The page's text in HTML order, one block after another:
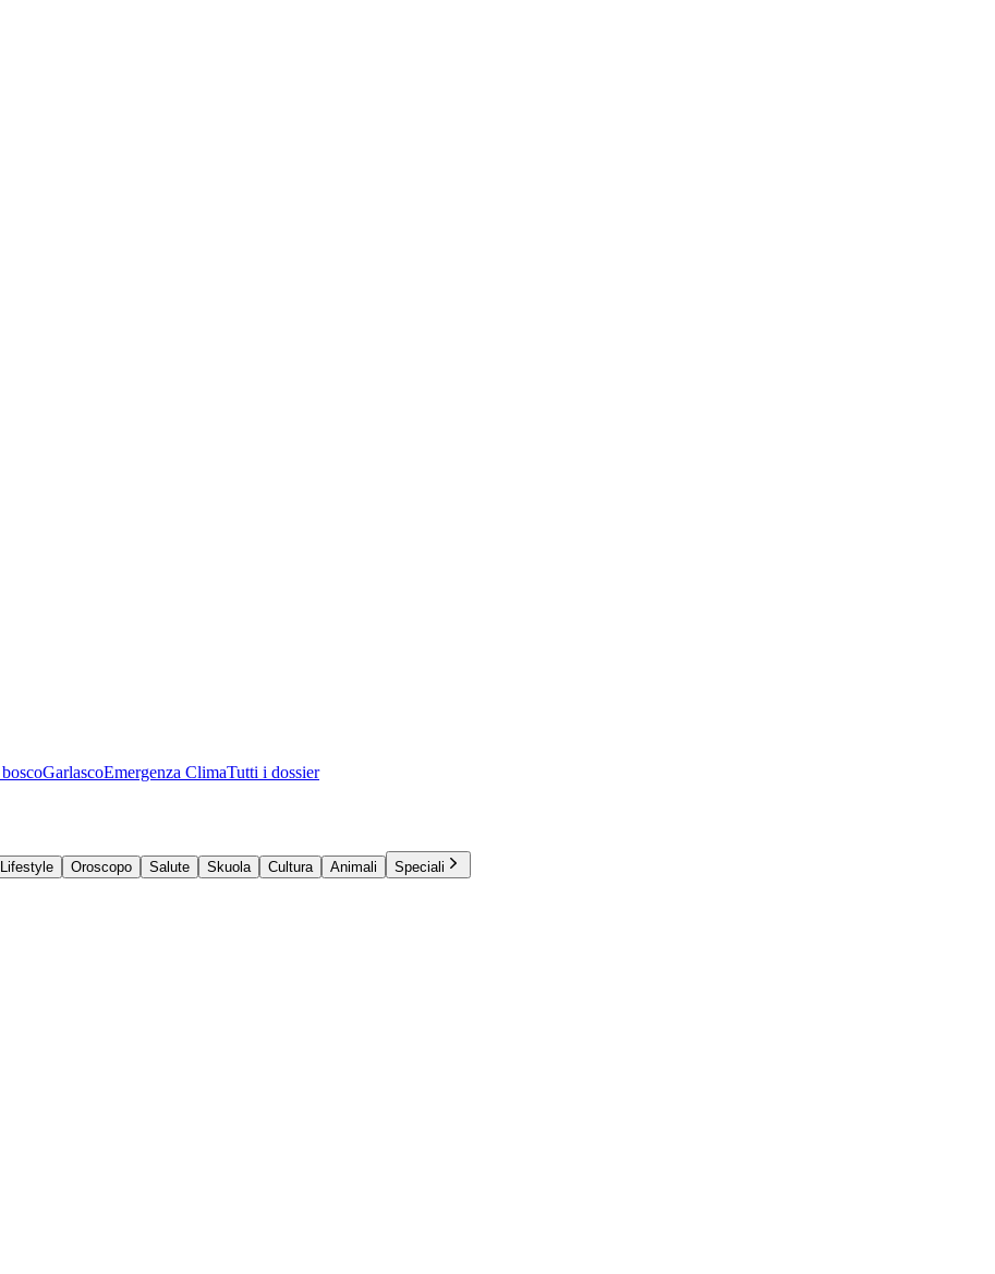
GarlascoEmergenza ClimaTutti i dossier
Lifestyle Oroscopo Salute Skuola Cultura Animali
Speciali